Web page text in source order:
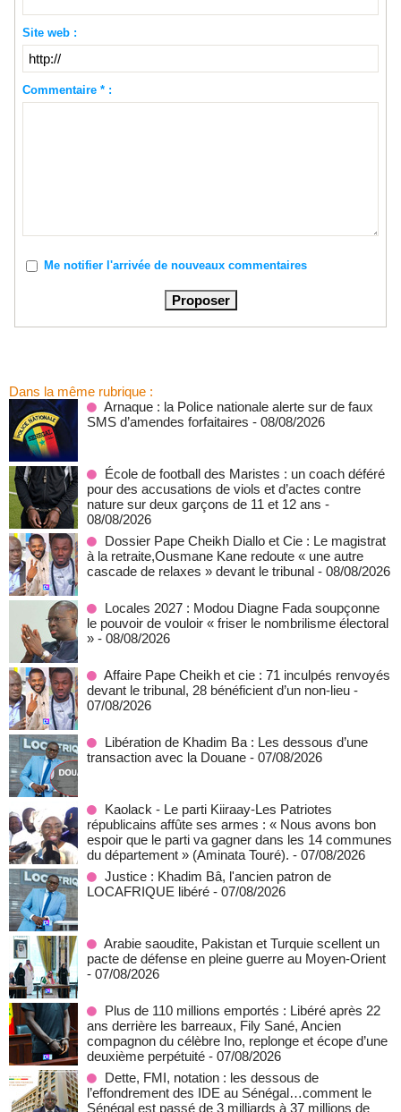
Site web :
Commentaire * :
Me notifier l'arrivée de nouveaux commentaires
Dans la même rubrique :
Arnaque : la Police nationale alerte sur de faux
SMS d’amendes forfaitaires - 08/08/2026
École de football des Maristes : un coach déféré
pour des accusations de viols et d’actes contre
nature sur deux garçons de 11 et 12 ans -
08/08/2026
Dossier Pape Cheikh Diallo et Cie : Le magistrat
à la retraite,Ousmane Kane redoute « une autre
cascade de relaxes » devant le tribunal - 08/08/2026
Locales 2027 : Modou Diagne Fada soupçonne
le pouvoir de vouloir « friser le nombrilisme électoral
» - 08/08/2026
Affaire Pape Cheikh et cie : 71 inculpés renvoyés
devant le tribunal, 28 bénéficient d’un non-lieu -
07/08/2026
Libération de Khadim Ba : Les dessous d’une
transaction avec la Douane - 07/08/2026
Kaolack - Le parti Kiiraay-Les Patriotes
républicains affûte ses armes : « Nous avons bon
espoir que le parti va gagner dans les 14 communes
du département » (Aminata Touré). - 07/08/2026
Justice : Khadim Bâ, l'ancien patron de
LOCAFRIQUE libéré - 07/08/2026
Arabie saoudite, Pakistan et Turquie scellent un
pacte de défense en pleine guerre au Moyen-Orient
- 07/08/2026
Plus de 110 millions emportés : Libéré après 22
ans derrière les barreaux, Fily Sané, Ancien
compagnon du célèbre Ino, replonge et écope d’une
deuxième perpétuité - 07/08/2026
Dette, FMI, notation : les dessous de
l’effondrement des IDE au Sénégal…comment le
Sénégal est passé de 3 milliards à 37 millions de